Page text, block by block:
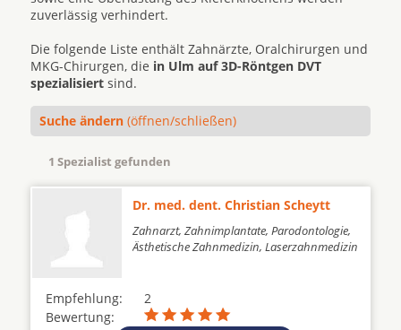
zuverlässig verhindert.
Die folgende Liste enthält Zahnärzte, Oralchirurgen und
MKG-Chirurgen, die in Ulm auf 3D-Röntgen DVT
spezialisiert sind.
Suche ändern (öffnen/schließen)
1 Spezialist gefunden
Dr. med. dent. Christian Scheytt
Zahnarzt, Zahnimplantate, Parodontologie,
Ästhetische Zahnmedizin, Laserzahnmedizin
Empfehlung:
2
Bewertung: